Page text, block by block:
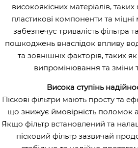
високоякісних матеріалів, таких
пластикові компоненти та міцні
забезпечує тривалість фільтра
пошкоджень внаслідок впливу
та зовнішніх факторів, таких
випромінювання та зміни
Висока ступінь
Піскові фільтри мають просту та
що знижує ймовірність поломок
Якщо фільтр встановлений та
пісковий фільтр зазвичай